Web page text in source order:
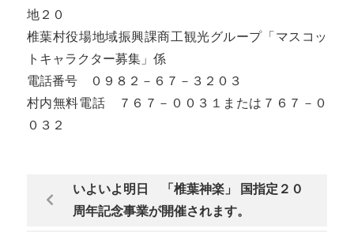
地２０
椎葉村役場地域振興課商工観光グループ「マスコッ
トキャラクター募集」係
電話番号 ０９８２－６７－３２０３
村内無料電話 ７６７－００３１または７６７－０
０３２
いよいよ明日 「椎葉神楽」 国指定２０
周年記念事業が開催されます。